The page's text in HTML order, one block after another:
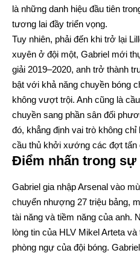
là những danh hiệu đầu tiên
tương lai đầy triển vọng.
Tuy nhiên, phải đến khi trở lại
xuyên ở đội một, Gabriel mới
giải 2019–2020, anh trở thành
bật với khả năng chuyền bóng
không vượt trội. Anh cũng là
chuyền sang phần sân đối
đó, khẳng định vai trò không
cầu thủ khởi xướng các đợt tấn
Điểm nhấn trong sự
Gabriel gia nhập Arsenal vào
chuyển nhượng 27 triệu bảng,
tài năng và tiềm năng của anh.
lòng tin của HLV Mikel Arteta
phòng ngự của đội bóng.